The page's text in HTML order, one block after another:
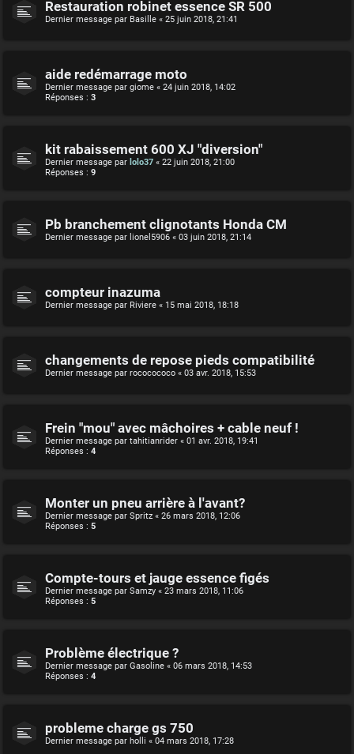
Restauration robinet essence SR 500
Dernier message par Basille « 25 juin 2018, 21:41
aide redémarrage moto
Dernier message par giome « 24 juin 2018, 14:02
Réponses : 3
kit rabaissement 600 XJ "diversion"
Dernier message par lolo37 « 22 juin 2018, 21:00
Réponses : 9
Pb branchement clignotants Honda CM
Dernier message par lionel5906 « 03 juin 2018, 21:14
compteur inazuma
Dernier message par Riviere « 15 mai 2018, 18:18
changements de repose pieds compatibilité
Dernier message par rococococo « 03 avr. 2018, 15:53
Frein "mou" avec mâchoires + cable neuf !
Dernier message par tahitianrider « 01 avr. 2018, 19:41
Réponses : 4
Monter un pneu arrière à l'avant?
Dernier message par Spritz « 26 mars 2018, 12:06
Réponses : 5
Compte-tours et jauge essence figés
Dernier message par Samzy « 23 mars 2018, 11:06
Réponses : 5
Problème électrique ?
Dernier message par Gasoline « 06 mars 2018, 14:53
Réponses : 4
probleme charge gs 750
Dernier message par holli « 04 mars 2018, 17:28